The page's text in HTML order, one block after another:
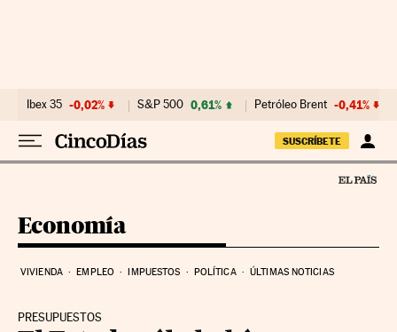
Ibex 35 -0,02% S&P 500 0,61% Petróleo Brent -0,41%
SUSCRÍBETE
Economía
VIVIENDA EMPLEO IMPUESTOS POLÍTICA ÚLTIMAS NOTICIAS
PRESUPUESTOS